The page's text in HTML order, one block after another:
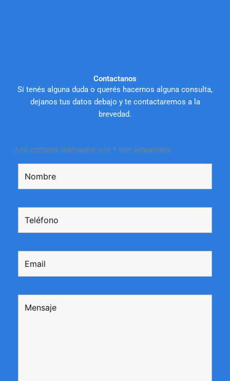
Contactanos
Si tenés alguna duda o querés hacernos alguna consulta,
dejanos tus datos debajo y te contactaremos a la
brevedad.
Los campos marcados con * son requeridos